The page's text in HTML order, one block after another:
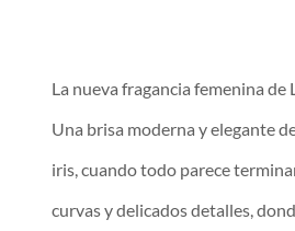
La nueva fragancia femenina
Una brisa moderna y elegante
iris, cuando todo parece
curvas y delicados detalles,